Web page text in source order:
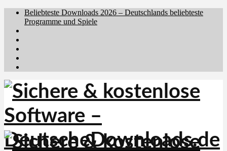
Beliebteste Downloads 2026 – Deutschlands beliebteste
Programme und Spiele